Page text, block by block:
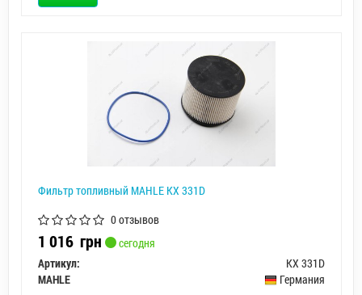
Фильтр топливный MAHLE KX 331D
0 отзывов
1 016 грн
сегодня
Артикул:
KX 331D
MAHLE
Германия